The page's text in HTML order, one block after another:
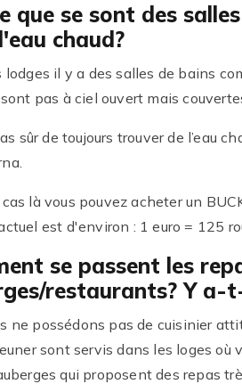
que se sont des
chaud?
lodges il y a des salles de bains
pas à ciel ouvert mais
sûr de toujours trouver de l’eau
là vous pouvez acheter un
est d'environ : 1 euro = 125
se passent les
restaurants? Y a-
ne possédons pas de cuisinier
sont servis dans les loges où
qui proposent des repas